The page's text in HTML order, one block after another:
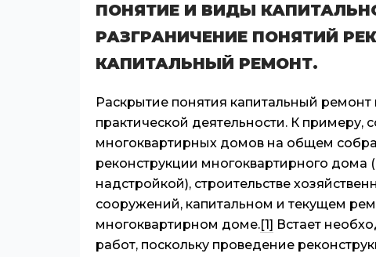
ПОНЯТИЕ И ВИДЫ
РАЗГРАНИЧЕНИЕ ПОНЯТИЙ
КАПИТАЛЬНЫЙ РЕМОНТ.
Раскрытие понятия капитальный
практической деятельности. К примеру,
многоквартирных домов на общем
реконструкции многоквартирного дома
надстройкой), строительстве
сооружений, капитальном и текущем
многоквартирном доме.[1] Встает
работ, поскольку проведение